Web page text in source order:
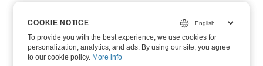
Taip. Šis PDF kūrimo įrankis yra visiškai
nemokamas, be vandens ženklų.
COOKIE NOTICE
To provide you with the best experience, we use cookies for
personalization, analytics, and ads. By using our site, you agree
to our cookie policy. More info
COOKIE NOTICE
To provide you with the best experience, we use cookies for
personalization, analytics, and ads. By using our site, you agree
to our cookie policy. More info